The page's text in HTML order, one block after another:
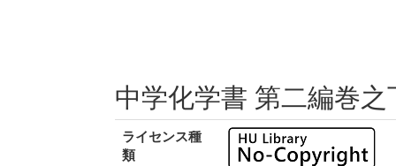
中学化学書 第二編巻之
ライセンス種
類